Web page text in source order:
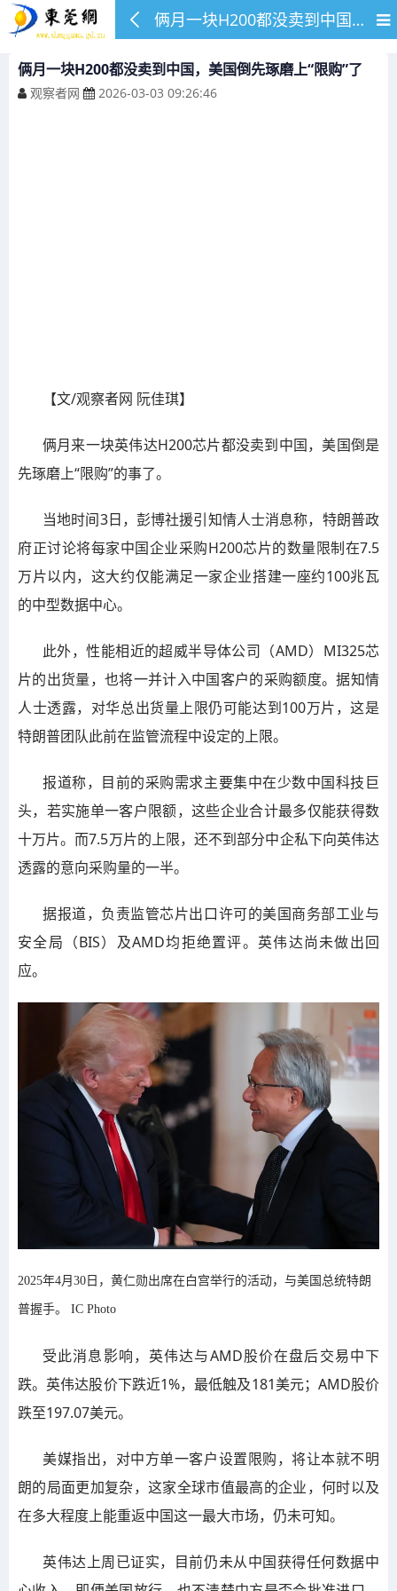
俩月一块H200都没卖到中国，美国倒先琢磨上“限购”了
俩月一块H200都没卖到中国，美国倒先琢磨上“限购”了
观察者网 2026-03-03 09:26:46
【文/观察者网 阮佳琪】
俩月来一块英伟达H200芯片都没卖到中国，美国倒是
先琢磨上“限购”的事了。
当地时间3日，彭博社援引知情人士消息称，特朗普政
府正讨论将每家中国企业采购H200芯片的数量限制在7.5
万片以内，这大约仅能满足一家企业搭建一座约100兆瓦
的中型数据中心。
此外，性能相近的超威半导体公司（AMD）MI325芯
片的出货量，也将一并计入中国客户的采购额度。据知情
人士透露，对华总出货量上限仍可能达到100万片，这是
特朗普团队此前在监管流程中设定的上限。
报道称，目前的采购需求主要集中在少数中国科技巨
头，若实施单一客户限额，这些企业合计最多仅能获得数
十万片。而7.5万片的上限，还不到部分中企私下向英伟达
透露的意向采购量的一半。
据报道，负责监管芯片出口许可的美国商务部工业与
安全局（BIS）及AMD均拒绝置评。英伟达尚未做出回
应。
2025年4月30日，黄仁勋出席在白宫举行的活动，与美国总统特朗
普握手。 IC Photo
受此消息影响，英伟达与AMD股价在盘后交易中下
跌。英伟达股价下跌近1%，最低触及181美元；AMD股价
跌至197.07美元。
美媒指出，对中方单一客户设置限购，将让本就不明
朗的局面更加复杂，这家全球市值最高的企业，何时以及
在多大程度上能重返中国这一最大市场，仍未可知。
英伟达上周已证实，目前仍未从中国获得任何数据中